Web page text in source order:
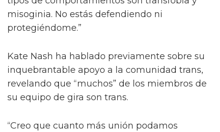
misoginia. No estás defendiendo ni
protegiéndome.”
Kate Nash ha hablado previamente sobre su
inquebrantable apoyo a la comunidad trans,
revelando que “muchos” de los miembros de
su equipo de gira son trans.
“Creo que cuanto más unión podamos